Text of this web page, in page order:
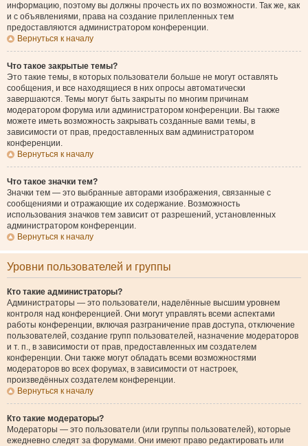
информацию, поэтому вы должны прочесть их по возможности. Так же, как
и с объявлениями, права на создание прилепленных тем
предоставляются администратором конференции.
Вернуться к началу
Что такое закрытые темы?
Это такие темы, в которых пользователи больше не могут оставлять
сообщения, и все находящиеся в них опросы автоматически
завершаются. Темы могут быть закрыты по многим причинам
модератором форума или администратором конференции. Вы также
можете иметь возможность закрывать созданные вами темы, в
зависимости от прав, предоставленных вам администратором
конференции.
Вернуться к началу
Что такое значки тем?
Значки тем — это выбранные авторами изображения, связанные с
сообщениями и отражающие их содержание. Возможность
использования значков тем зависит от разрешений, установленных
администратором конференции.
Вернуться к началу
Уровни пользователей и группы
Кто такие администраторы?
Администраторы — это пользователи, наделённые высшим уровнем
контроля над конференцией. Они могут управлять всеми аспектами
работы конференции, включая разграничение прав доступа, отключение
пользователей, создание групп пользователей, назначение модераторов
и т. п., в зависимости от прав, предоставленных им создателем
конференции. Они также могут обладать всеми возможностями
модераторов во всех форумах, в зависимости от настроек,
произведённых создателем конференции.
Вернуться к началу
Кто такие модераторы?
Модераторы — это пользователи (или группы пользователей), которые
ежедневно следят за форумами. Они имеют право редактировать или